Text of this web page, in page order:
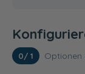
0/ 1 Optionen